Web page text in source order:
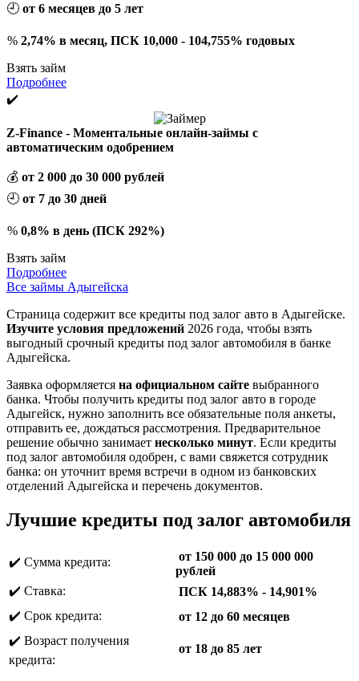
🕘 от 6 месяцев до 5 лет
% 2,74% в месяц, ПСК 10,000 - 104,755% годовых
Взять займ
Подробнее
✔️
Z-Finance - Моментальные онлайн-займы с
автоматическим одобрением
💰 от 2 000 до 30 000 рублей
🕘 от 7 до 30 дней
% 0,8% в день (ПСК 292%)
Взять займ
Подробнее
Все займы Адыгейска
Страница содержит все кредиты под залог авто в Адыгейске.
Изучите условия предложений 2026 года, чтобы взять
выгодный срочный кредиты под залог автомобиля в банке
Адыгейска.
Заявка оформляется на официальном сайте выбранного
банка. Чтобы получить кредиты под залог авто в городе
Адыгейск, нужно заполнить все обязательные поля анкеты,
отправить ее, дождаться рассмотрения. Предварительное
решение обычно занимает несколько минут. Если кредиты
под залог автомобиля одобрен, с вами свяжется сотрудник
банка: он уточнит время встречи в одном из банковских
отделений Адыгейска и перечень документов.
Лучшие кредиты под залог автомобиля
✔️ Сумма кредита:
от 150 000 до 15 000 000
рублей
✔️ Ставка:
ПСК 14,883% - 14,901%
✔️ Срок кредита:
от 12 до 60 месяцев
✔️ Возраст получения
кредита:
от 18 до 85 лет